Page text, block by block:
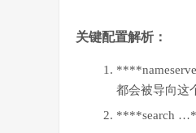
关键配置解析：
都会被导向这
****search